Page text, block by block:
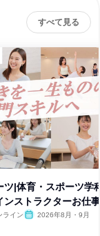
すべて見る
ツ|体育・スポーツ学
ンストラクターお仕
ライン
2026年8月・9月